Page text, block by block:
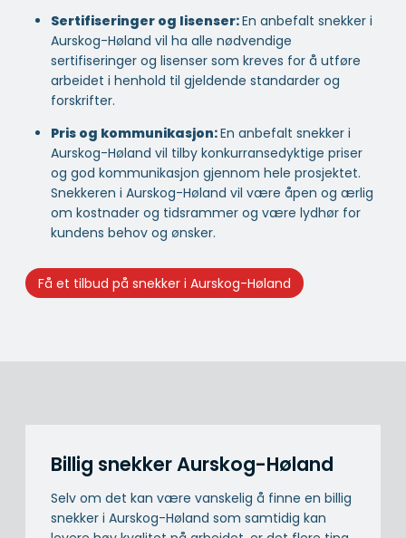
Sertifiseringer og lisenser:En anbefalt snekker i
Aurskog-Høland vil ha alle nødvendige
sertifiseringer og lisenser som kreves for å utføre
arbeidet i henhold til gjeldende standarder og
forskrifter.
Pris og kommunikasjon:En anbefalt snekker i
Aurskog-Høland vil tilby konkurransedyktige priser
og god kommunikasjon gjennom hele prosjektet.
Snekkeren i Aurskog-Høland vil være åpen og ærlig
om kostnader og tidsrammer og være lydhør for
kundens behov og ønsker.
Få et tilbud på snekker i Aurskog-Høland
Billig snekker Aurskog-Høland
Selv om det kan være vanskelig å finne en billig
snekker i Aurskog-Høland som samtidig kan